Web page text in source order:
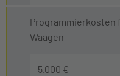
Programmierkosten
Waagen
5.000 €